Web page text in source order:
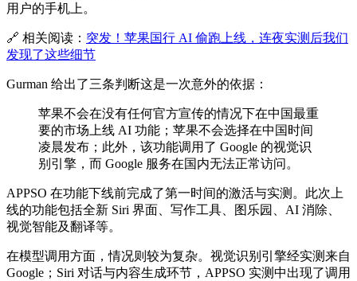
用户的手机上。
🔗 相关阅读： 突发！苹果国行 AI 偷跑上线，连夜实测后我们
发现了这些细节
Gurman 给出了三条判断这是一次意外的依据：
苹果不会在没有任何官方宣传的情况下在中国最重
要的市场上线 AI 功能；苹果不会选择在中国时间
凌晨发布；此外，该功能调用了 Google 的视觉识
别引擎，而 Google 服务在国内无法正常访问。
APPSO 在功能下线前完成了第一时间的激活与实测。此次上
线的功能包括全新 Siri 界面、写作工具、图乐园、AI 消除、
视觉智能及翻译等。
在模型调用方面，情况则较为复杂。视觉识别引擎经实测来自
Google；Siri 对话与内容生成环节，APPSO 实测中出现了调用